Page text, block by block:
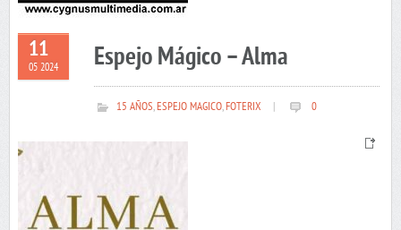
11
05 2024 Espejo Mágico – Alma
15 AÑOS,ESPEJO MAGICO,FOTERIX 0